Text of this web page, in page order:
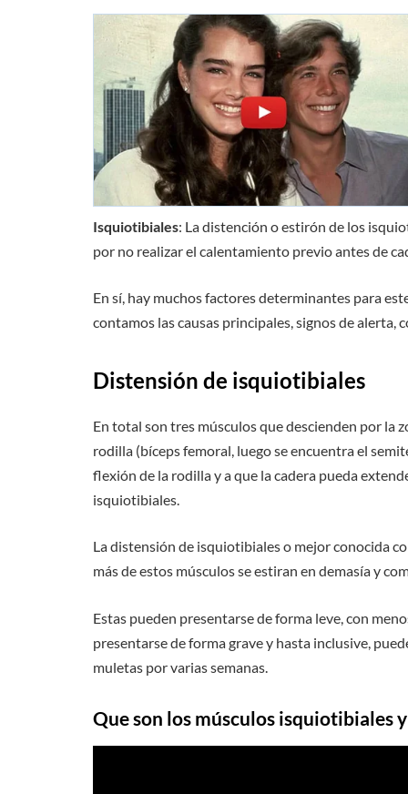
Isquiotibiales: La distención o estirón de los
por no realizar el calentamiento previo antes de
En sí, hay muchos factores determinantes para
contamos las causas principales, signos de alerta,
Distensión de isquiotibiales
En total son tres músculos que descienden por la
rodilla (bíceps femoral, luego se encuentra el
flexión de la rodilla y a que la cadera pueda
isquiotibiales.
La distensión de isquiotibiales o mejor conocida
más de estos músculos se estiran en demasía y
Estas pueden presentarse de forma leve, con
presentarse de forma grave y hasta inclusive,
muletas por varias semanas.
Que son los músculos isquiotibiales